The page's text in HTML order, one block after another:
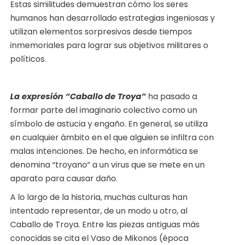
Estas similitudes demuestran cómo los seres
humanos han desarrollado estrategias ingeniosas y
utilizan elementos sorpresivos desde tiempos
inmemoriales para lograr sus objetivos militares o
políticos.
La expresión “Caballo de Troya”ha pasado a
formar parte del imaginario colectivo como un
símbolo de astucia y engaño. En general, se utiliza
en cualquier ámbito en el que alguien se infiltra con
malas intenciones. De hecho, en informática se
denomina “troyano” a un virus que se mete en un
aparato para causar daño.
A lo largo de la historia, muchas culturas han
intentado representar, de un modo u otro, al
Caballo de Troya. Entre las piezas antiguas más
conocidas se cita el Vaso de Mikonos (época